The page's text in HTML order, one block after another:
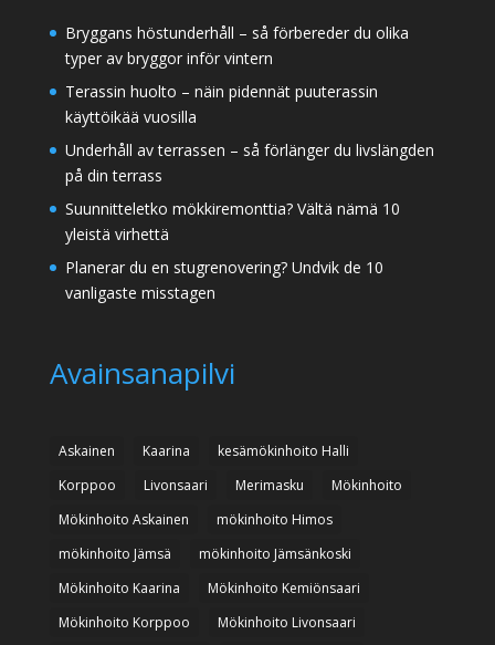
Bryggans höstunderhåll – så förbereder du olika
typer av bryggor inför vintern
Terassin huolto – näin pidennät puuterassin
käyttöikää vuosilla
Underhåll av terrassen – så förlänger du livslängden
på din terrass
Suunnitteletko mökkiremonttia? Vältä nämä 10
yleistä virhettä
Planerar du en stugrenovering? Undvik de 10
vanligaste misstagen
Avainsanapilvi
Askainen Kaarina
kesämökinhoito Halli
Korppoo
Livonsaari Merimasku
Mökinhoito
Mökinhoito Askainen
mökinhoito Himos
mökinhoito Jämsä
mökinhoito Jämsänkoski
Mökinhoito Kaarina
Mökinhoito Kemiönsaari
Mökinhoito Korppoo
Mökinhoito Livonsaari